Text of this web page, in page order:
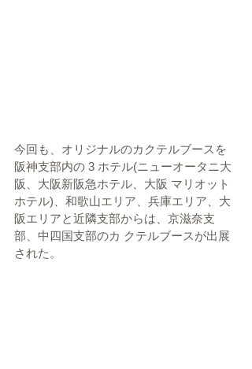
今回も、オリジナルのカクテルブースを
阪神支部内の 3 ホテル(ニューオータニ大
阪、大阪新阪急ホテル、大阪 マリオット
ホテル)、和歌山エリア、兵庫エリア、大
阪エリアと近隣支部からは、京滋奈支
部、中四国支部のカ クテルブースが出展
された。